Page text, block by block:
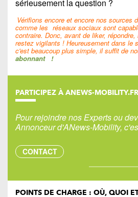
sérieusement la question ?
Vérifions encore et encore nos sources
comme les réseaux sociaux sont
contraire. Donc, avant de liker,
restez vigilants ! Heureusement dans le
c'est beaucoup plus simple, il suffit de
abonnant !
PARTICIPEZ À ANEWS-
Pour rejoindre nos Experts ou
Annonceur d'ANews-Mobility,
CONTACT
POINTS DE CHARGE : OÙ, QUOI